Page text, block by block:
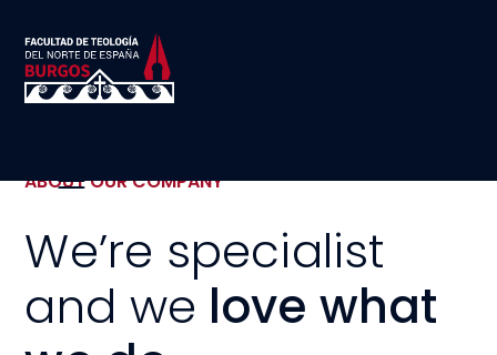
ABOUT OUR COMPANY
We’re specialist
and we love what